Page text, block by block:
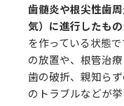
歯髄炎や根尖性歯
気）に進行したもの
を作っている状態
の放置や、根管治
歯の破折、親知ら
のトラブルなどが挙